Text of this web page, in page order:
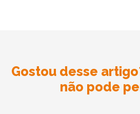
Gostou desse
não pode